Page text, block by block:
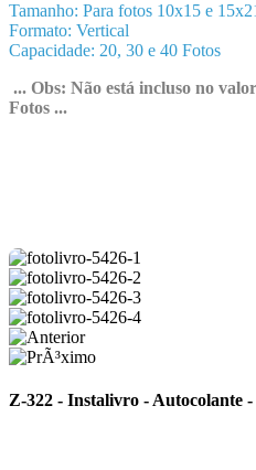
Tamanho: Para fotos 10x15 e
Formato: Vertical
Capacidade: 20, 30 e 40 Fotos
... Obs: Não está incluso no
Fotos ...
Z-322 - Instalivro - Autocolante